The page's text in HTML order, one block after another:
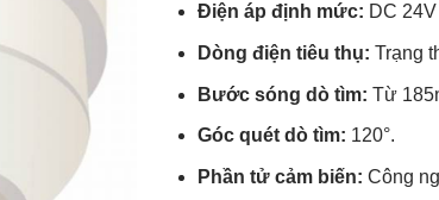
Điện áp định mức: DC
Dòng điện tiêu thụ: Trạng
Bước sóng dò tìm: Từ
Góc quét dò tìm: 120°.
Phần tử cảm biến: Công